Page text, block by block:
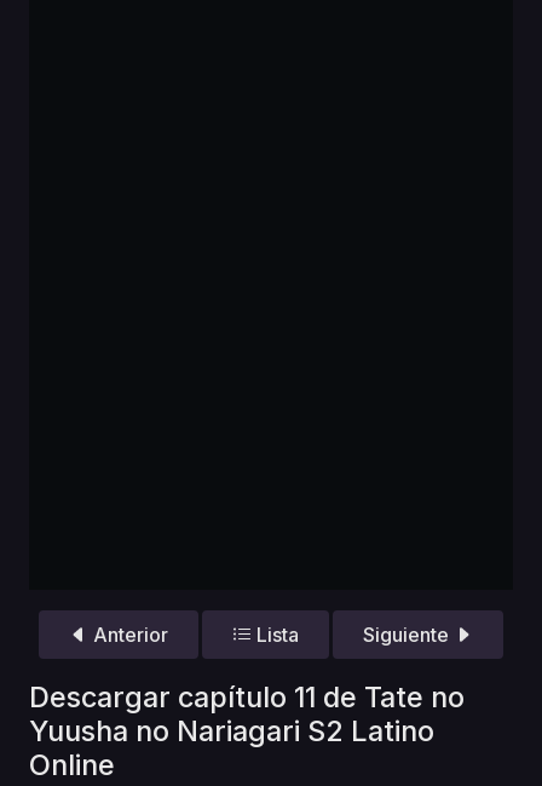
Anterior Lista Siguiente
Descargar capítulo 11 de Tate no
Yuusha no Nariagari S2 Latino
Online